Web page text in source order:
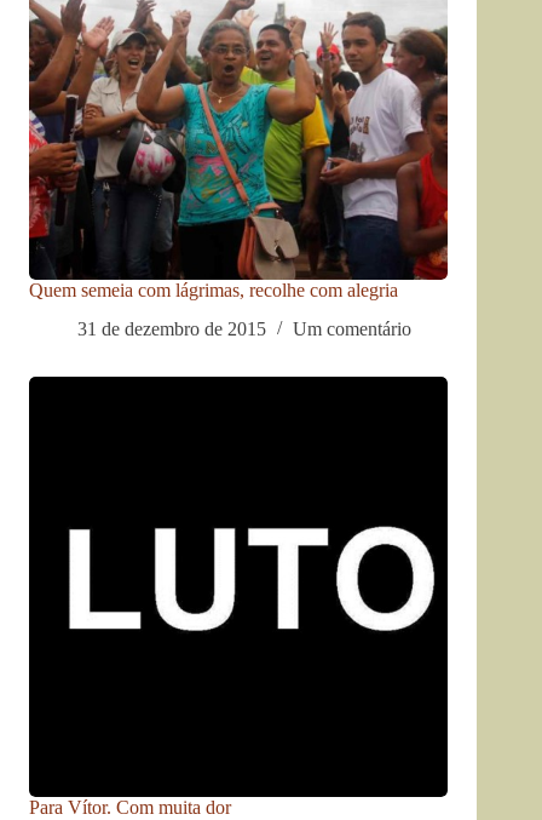
Quem semeia com lágrimas, recolhe com alegria
31 de dezembro de 2015
Um comentário
Para Vítor. Com muita dor